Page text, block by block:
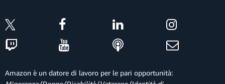
Amazon è un datore di lavoro per le pari opportunità: